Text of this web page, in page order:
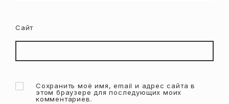
Сайт
Сохранить моё имя, email и адрес сайта в
этом браузере для последующих моих
комментариев.